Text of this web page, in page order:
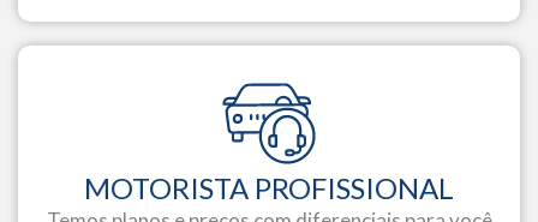
MOTORISTA PROFISSIONAL